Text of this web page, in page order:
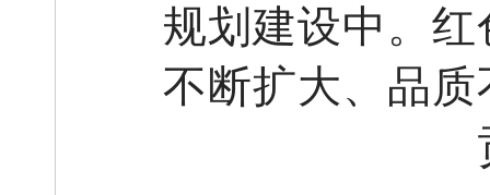
规划建设中。
不断扩大、品